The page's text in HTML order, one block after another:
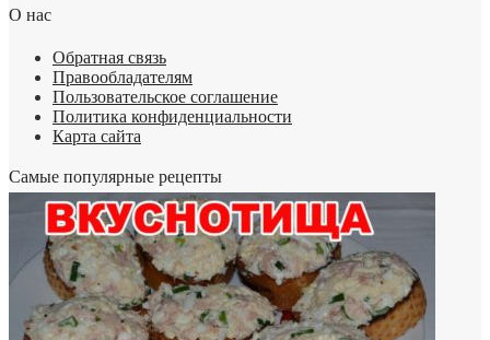
О нас
Обратная связь
Правообладателям
Пользовательское соглашение
Политика конфиденциальности
Карта сайта
Самые популярные рецепты